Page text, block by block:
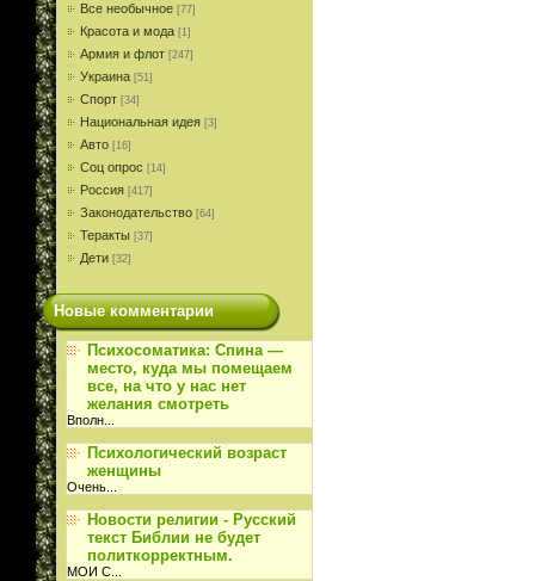
Все необычное [77]
Красота и мода [1]
Армия и флот [247]
Украина [51]
Спорт [34]
Национальная идея [3]
Авто [16]
Соц опрос [14]
Россия [417]
Законодательство [64]
Теракты [37]
Дети [32]
Новые комментарии
Психосоматика: Спина —
место, куда мы помещаем
все, на что у нас нет
желания смотреть
Вполн
Психологический возраст
женщины
Очень
Новости религии - Русский
текст Библии не будет
политкорректным.
МОИ С